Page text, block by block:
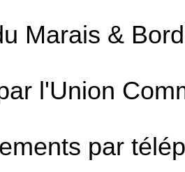
Marais &
l'Union
par